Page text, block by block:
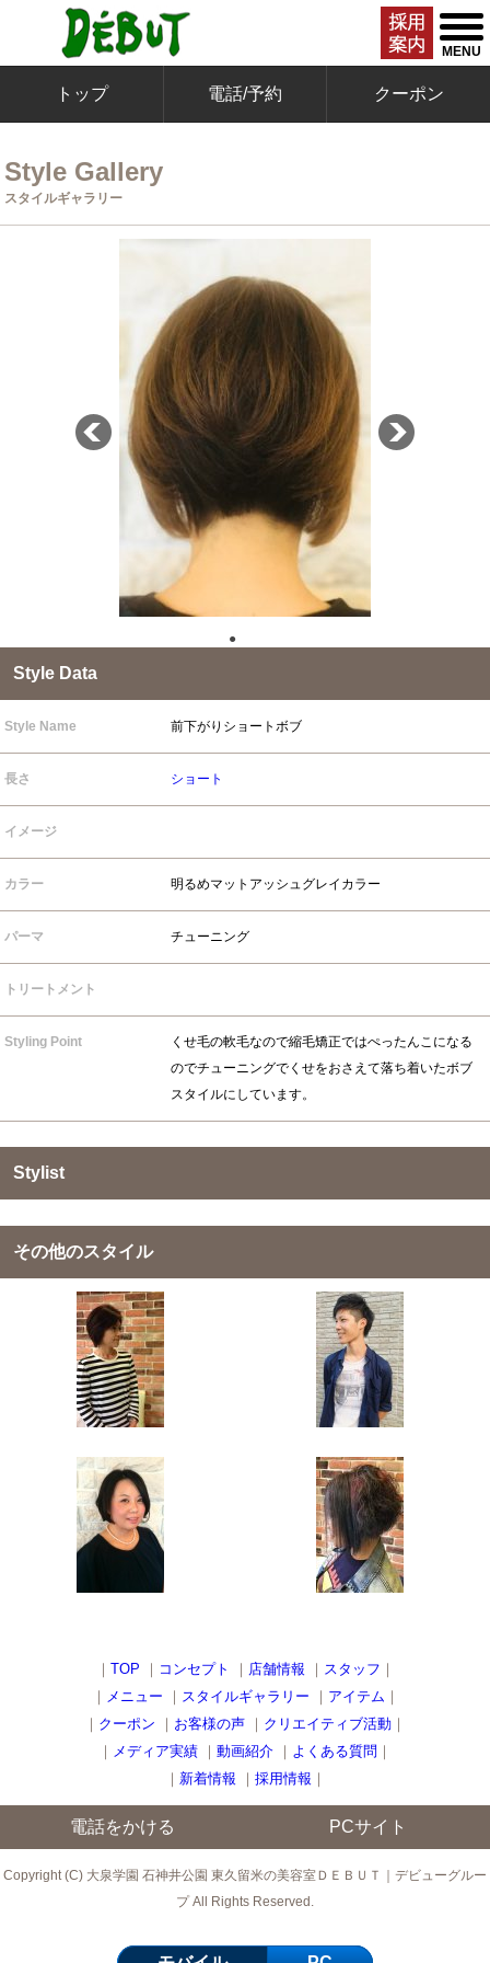
MENU
トップ 電話/予約 クーポン
Style Gallery
スタイルギャラリー
●
Style Data
Style Name 前下がりショートボブ
長さ ショート
イメージ
カラー 明るめマットアッシュグレイカラー
パーマ チューニング
トリートメント
Styling Point
くせ毛の軟毛なので縮毛矯正ではぺったんこになる
のでチューニングでくせをおさえて落ち着いたボブ
スタイルにしています。
Stylist
その他のスタイル
｜ TOP ｜ コンセプト ｜ 店舗情報 ｜ スタッフ ｜
｜ メニュー ｜ スタイルギャラリー ｜ アイテム ｜
｜ クーポン ｜ お客様の声 ｜ クリエイティブ活動 ｜
｜ メディア実績 ｜ 動画紹介 ｜ よくある質問 ｜
｜ 新着情報 ｜ 採用情報 ｜
電話をかける PCサイト
Copyright (C) 大泉学園 石神井公園 東久留米の美容室ＤＥＢＵＴ｜デビューグルー
プ All Rights Reserved.